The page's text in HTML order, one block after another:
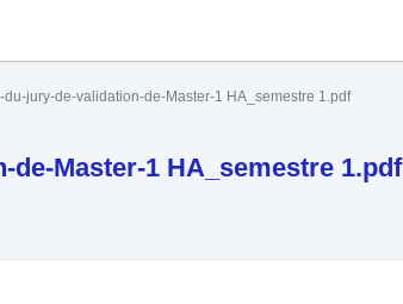
du-jury-de-validation-de-Master-1 HA_semestre 1.pdf
Master-1 HA_semestre 1.pdf